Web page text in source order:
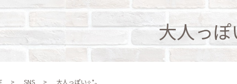
大人っ
SNS 大人っぽい✧*。